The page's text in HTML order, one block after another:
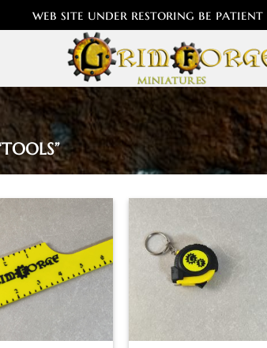
web site under restoring be patient